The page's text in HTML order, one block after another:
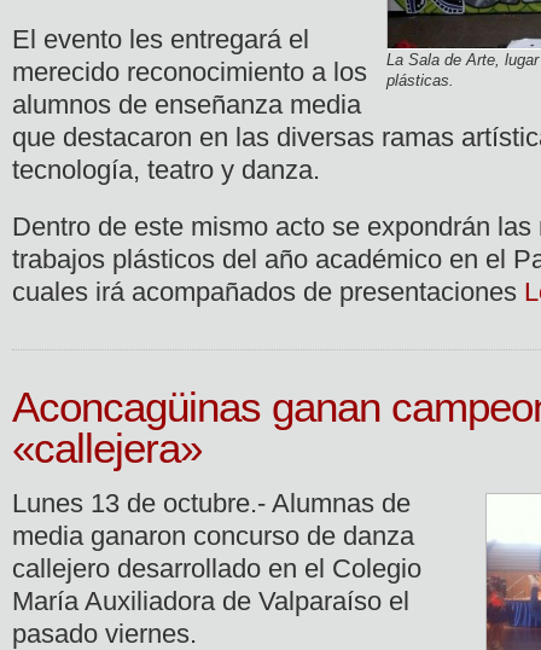
La Sala de Arte,
plásticas.
El evento les entregará el
merecido reconocimiento a los
alumnos de enseñanza media
que destacaron en las diversas ramas
tecnología, teatro y danza.
Dentro de este mismo acto se expondrán
trabajos plásticos del año académico en el
cuales irá acompañados de presentaciones
Aconcagüinas ganan
«callejera»
Lunes 13 de octubre.- Alumnas de
media ganaron concurso de danza
callejero desarrollado en el Colegio
María Auxiliadora de Valparaíso el
pasado viernes.